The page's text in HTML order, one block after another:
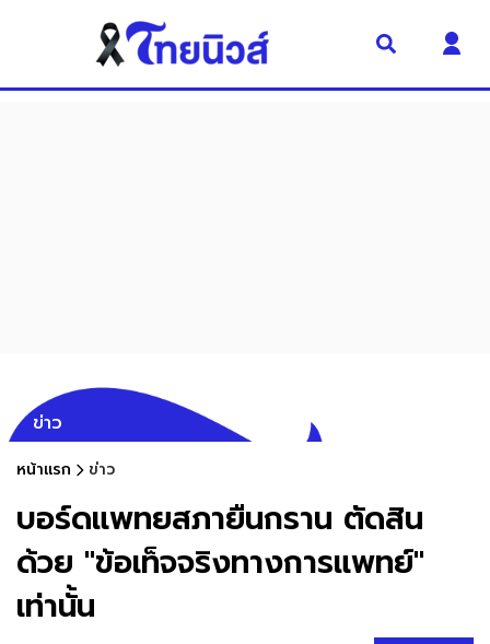
ข่าว
หน้าแรก ข่าว
บอร์ดแพทยสภายืนกราน ตัดสิน
ด้วย "ข้อเท็จจริงทางการแพทย์"
เท่านั้น